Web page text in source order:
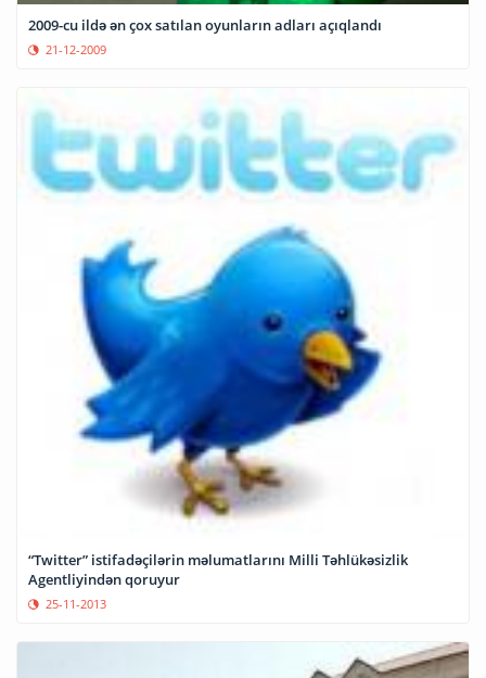
2009-cu ildə ən çox satılan oyunların adları açıqlandı
21-12-2009
“Twitter” istifadəçilərin məlumatlarını Milli Təhlükəsizlik
Agentliyindən qoruyur
25-11-2013